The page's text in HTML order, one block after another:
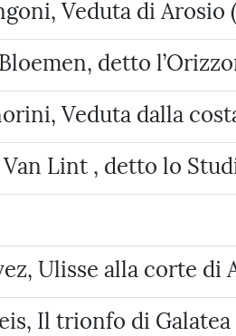
Veduta di Arosio
detto
Veduta dalla
Lint , detto lo
Ulisse alla corte di
Il trionfo di Galatea